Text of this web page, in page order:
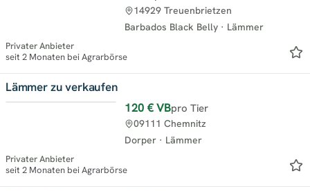
Barbados Black Belly · Lämmer
14929 Treuenbrietzen
Privater Anbieter
seit 2 Monaten bei Agrarbörse
Lämmer zu verkaufen
120 €VBpro Tier
Dorper · Lämmer
09111 Chemnitz
Privater Anbieter
seit 2 Monaten bei Agrarbörse